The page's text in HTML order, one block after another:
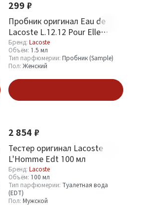
299 ₽
Пробник оригинал Eau de
Lacoste L.12.12 Pour Elle
Magnetic 1.5 ml
Бренд: Lacoste
Объём: 1.5 мл
Тип парфюмерии: Пробник (Sample)
Пол: Женский
2 854 ₽
Тестер оригинал Lacoste
L'Homme Edt 100 мл
Бренд: Lacoste
Объём: 100 мл
Тип парфюмерии: Туалетная вода
(EDT)
Пол: Мужской